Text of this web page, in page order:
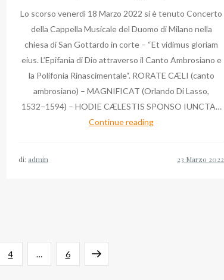
Lo scorso venerdì 18 Marzo 2022 si è tenuto Concerto
della Cappella Musicale del Duomo di Milano nella
chiesa di San Gottardo in corte – “Et vidimus gloriam
eius. L’Epifania di Dio attraverso il Canto Ambrosiano e
la Polifonia Rinascimentale“. RORATE CÆLI (canto
ambrosiano) – MAGNIFICAT (Orlando Di Lasso,
1532−1594) – HODIE CÆLESTIS SPONSO IUNCTA…
Continue readingDuomo
di: admin
Pagina
4 … Pagina
6 Pagina